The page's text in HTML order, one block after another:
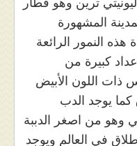
المشهورة
هذه النمور الرائعة
كبيرة من
ذات اللون الأبيض
كما يوجد الدب
وهو من اصغر الدببة
في العالم ويوجد